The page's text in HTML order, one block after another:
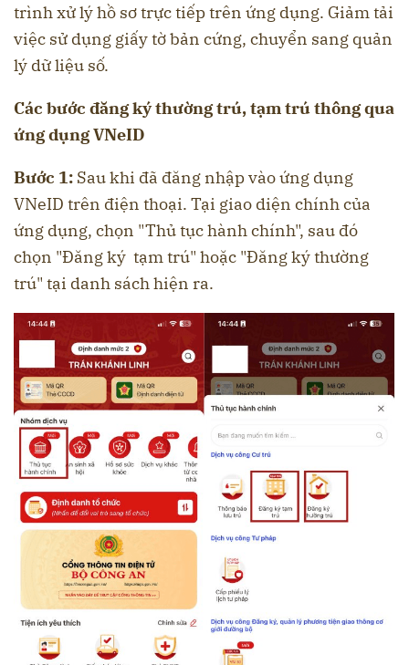
trình xử lý hồ sơ trực tiếp trên ứng dụng. Giảm tải
việc sử dụng giấy tờ bản cứng, chuyển sang quản
lý dữ liệu số.
Các bước đăng ký thường trú, tạm trú thông qua
ứng dụng VNeID
Bước 1: Sau khi đã đăng nhập vào ứng dụng
VNeID trên điện thoại. Tại giao diện chính của
ứng dụng, chọn "Thủ tục hành chính", sau đó
chọn "Đăng ký tạm trú" hoặc "Đăng ký thường
trú" tại danh sách hiện ra.